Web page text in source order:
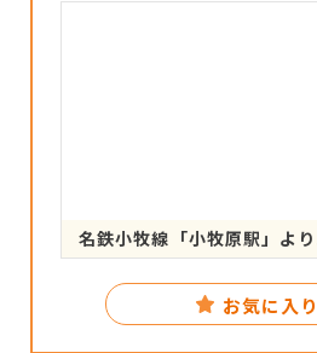
名鉄小牧線「小牧原駅」よ
お気に入